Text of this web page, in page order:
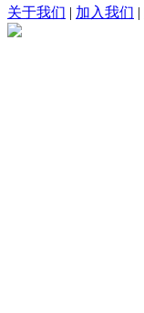
关于我们 | 加入我们 |